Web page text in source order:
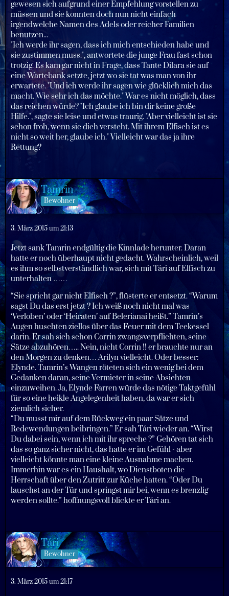
gewesen sich aufgrund einer Empfehlung vorstellen zu
müssen und sie konnten doch nun nicht einfach
irgendwelche Namen des Adels oder reicher Familien
benutzen...
"Ich werde ihr sagen, dass ich mich entschieden habe und
sie zustimmen muss.", antwortete die junge Frau fast schon
trotzig. Es kam gar nicht in Frage, dass Tante Dilara sie auf
eine Wartebank setzte, jetzt wo sie tat was man von ihr
erwartete. "Und ich werde ihr sagen wie glücklich mich das
macht. Wie sehr ich das möchte." War es nicht möglich, dass
das reichen würde? "Ich glaube ich bin dir keine große
Hilfe.", sagte sie leise und etwas traurig. "Aber vielleicht ist sie
schon froh, wenn sie dich versteht. Mit ihrem Elfisch ist es
nicht so weit her, glaube ich." Vielleicht war das ja ihre
Rettung?
Tamrin
Bewohner
3. März 2015 um 21:13
Jetzt sank Tamrin endgültig die Kinnlade herunter. Daran
hatte er noch überhaupt nicht gedacht. Wahrscheinlich, weil
es ihm so selbstverständlich war, sich mit Tári auf Elfisch zu
unterhalten ……
“Sie spricht gar nicht Elfisch ?”, flüsterte er entsetzt. “Warum
sagst Du das erst jetzt ? Ich weiß noch nicht mal was
‘Verloben’ oder ‘Heiraten’ auf Belerianai heißt.” Tamrin’s
Augen huschten ziellos über das Feuer mit dem Teekessel
darin. Er sah sich schon Corrin zwangsverpflichten, seine
Sätze abzuhören….. Nein, nicht Corrin !! er brauchte nur an
den Morgen zu denken… Arilyn vielleicht. Oder besser:
Elynde. Tamrin’s Wangen röteten sich ein wenig bei dem
Gedanken daran, seine Vermieter in seine Absichten
einzuweihen. Ja, Elynde Farren würde das nötige Taktgefühl
für so eine heikle Angelegenheit haben, da war er sich
ziemlich sicher.
“Du musst mir auf dem Rückweg ein paar Sätze und
Redewendungen beibringen.” Er sah Tári wieder an. “Wirst
Du dabei sein, wenn ich mit ihr spreche ?” Gehören tat sich
das so ganz sicher nicht, das hatte er im Gefühl - aber
vielleicht könnte man eine kleine Ausnahme machen.
Immerhin war es ein Haushalt, wo Dienstboten die
Herrschaft über den Zutritt zur Küche hatten. “Oder Du
lauschst an der Tür und springst mir bei, wenn es brenzlig
werden sollte.” hoffnungsvoll blickte er Tári an.
Tári
Bewohner
3. März 2015 um 21:17